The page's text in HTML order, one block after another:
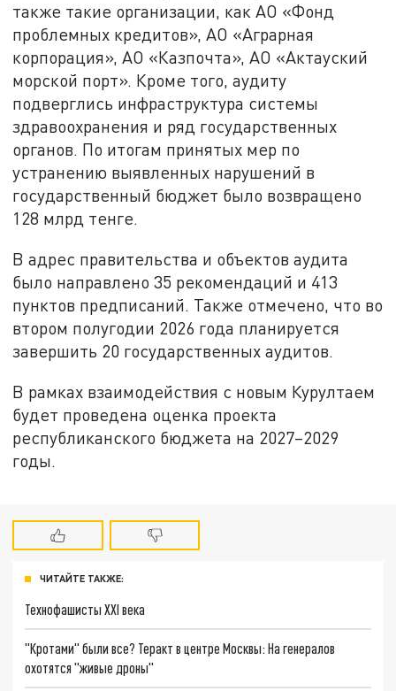
также такие организации, как АО «Фонд
проблемных кредитов», АО «Аграрная
корпорация», АО «Казпочта», АО «Актауский
морской порт». Кроме того, аудиту
подверглись инфраструктура системы
здравоохранения и ряд государственных
органов. По итогам принятых мер по
устранению выявленных нарушений в
государственный бюджет было возвращено
128 млрд тенге.
В адрес правительства и объектов аудита
было направлено 35 рекомендаций и 413
пунктов предписаний. Также отмечено, что во
втором полугодии 2026 года планируется
завершить 20 государственных аудитов.
В рамках взаимодействия с новым Курултаем
будет проведена оценка проекта
республиканского бюджета на 2027–2029
годы.
ЧИТАЙТЕ ТАКЖЕ:
Технофашисты XXI века
"Кротами" были все? Теракт в центре Москвы: На генералов
охотятся "живые дроны"